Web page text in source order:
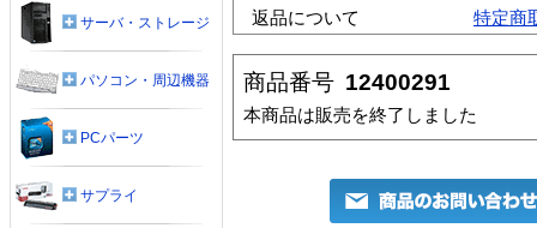
返品について
特定商
商品番号 12400291
本商品は販売を終了しました
サーバ・ストレージ
パソコン・周辺機器
PCパーツ
サプライ